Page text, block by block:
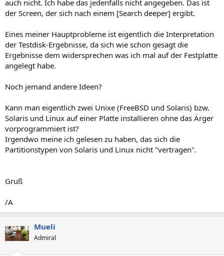
auch nicht. Ich habe das jedenfalls nicht angegeben. Das ist
der Screen, der sich nach einem [Search deeper] ergibt.
Eines meiner Hauptprobleme ist eigentlich die Interpretation
der Testdisk-Ergebnisse, da sich wie schon gesagt die
Ergebnisse dem widersprechen was ich mal auf der Festplatte
angelegt habe.
Noch jemand andere Ideen?
Kann man eigentlich zwei Unixe (FreeBSD und Solaris) bzw.
Solaris und Linux auf einer Platte installieren ohne das Ärger
vorprogrammiert ist?
Irgendwo meine ich gelesen zu haben, das sich die
Partitionstypen von Solaris und Linux nicht "vertragen".
Gruß
/A
Mueli
Admiral